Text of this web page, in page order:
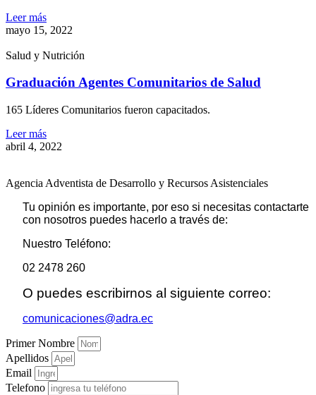
Leer más
mayo 15, 2022
Salud y Nutrición
Graduación Agentes Comunitarios de Salud
165 Líderes Comunitarios fueron capacitados.
Leer más
abril 4, 2022
Agencia Adventista de Desarrollo y Recursos Asistenciales
Tu opinión es importante, por eso si necesitas contactarte
con nosotros puedes hacerlo a través de:
Nuestro Teléfono:
02 2478 260
O puedes escribirnos al siguiente correo:
comunicaciones@adra.ec
Primer Nombre
Apellidos
Email
Telefono